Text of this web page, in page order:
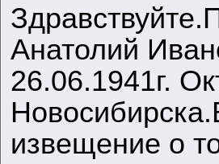
Анатолий
26.06.1941г.
извещение о